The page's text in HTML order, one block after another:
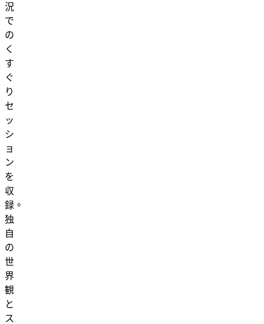
況
で
の
く
す
ぐ
り
セ
ッ
シ
ョ
ン
を
収
録。
独
自
の
世
界
観
と
ス